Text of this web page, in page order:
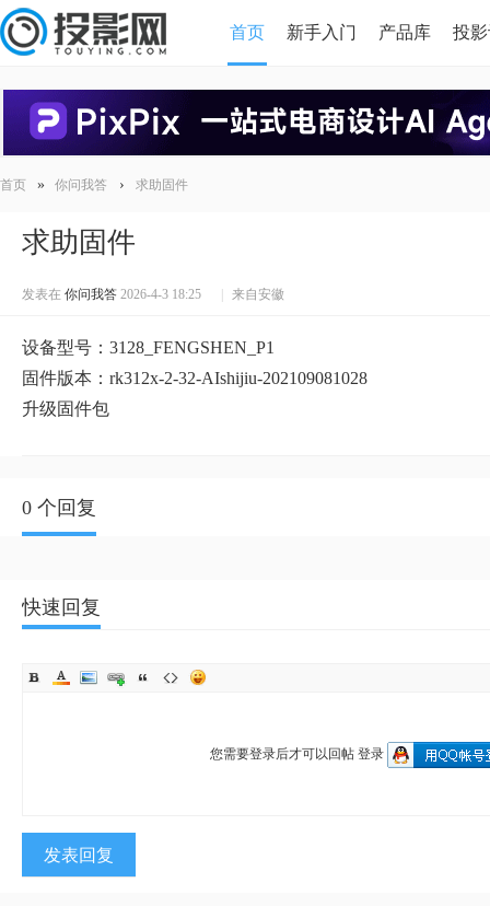
首页 新手入门 产品库 投
HDMI版本对比
首页 » 你问我答 › 求助固件
求助固件
发表在 你问我答 2026-4-3 18:25 来自安徽
设备型号：3128_FENGSHEN_P1
固件版本：rk312x-2-32-AIshijiu-202109081028
升级固件包
0 个回复
快速回复
您需要登录后才可以回帖 登录
发表回复